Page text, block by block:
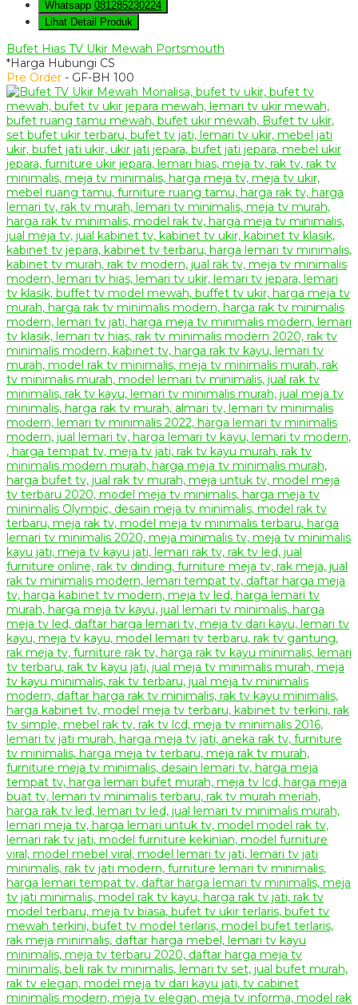
Whatsapp 081285230224
Lihat Detail Produk
Bufet Hias TV Ukir Mewah Portsmouth
*Harga Hubungi CS
Pre Order - GF-BH 100